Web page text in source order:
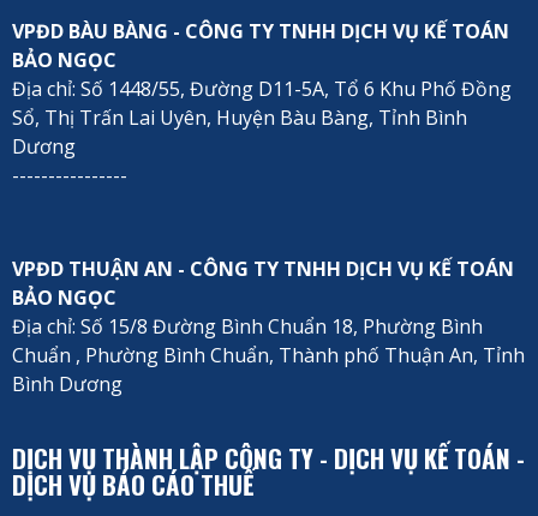
VPĐD BÀU BÀNG - CÔNG TY TNHH DỊCH VỤ KẾ TOÁN
BẢO NGỌC
Địa chỉ: Số 1448/55, Đường D11-5A, Tổ 6 Khu Phố Đồng
Sổ, Thị Trấn Lai Uyên, Huyện Bàu Bàng, Tỉnh Bình
Dương
----------------
VPĐD THUẬN AN - CÔNG TY TNHH DỊCH VỤ KẾ TOÁN
BẢO NGỌC
Địa chỉ: Số 15/8 Đường Bình Chuẩn 18, Phường Bình
Chuẩn , Phường Bình Chuẩn, Thành phố Thuận An, Tỉnh
Bình Dương
DỊCH VỤ THÀNH LẬP CÔNG TY - DỊCH VỤ KẾ TOÁN -
DỊCH VỤ BÁO CÁO THUẾ